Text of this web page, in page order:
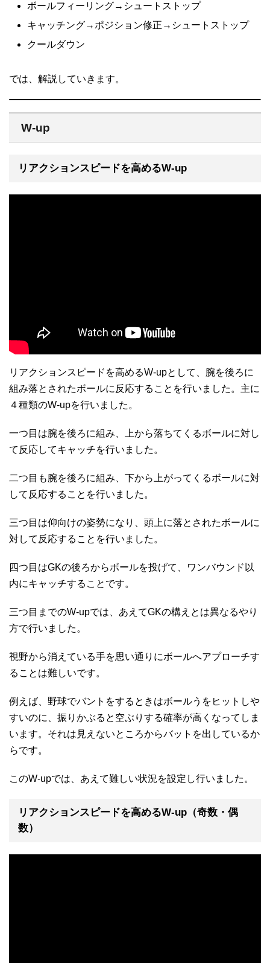
ボールフィーリング→シュートストップ
キャッチング→ポジション修正→シュートストップ
クールダウン
では、解説していきます。
W-up
リアクションスピードを高めるW-up
リアクションスピードを高めるW-upとして、腕を後ろに
組み落とされたボールに反応することを行いました。主に
４種類のW-upを行いました。
一つ目は腕を後ろに組み、上から落ちてくるボールに対し
て反応してキャッチを行いました。
二つ目も腕を後ろに組み、下から上がってくるボールに対
して反応することを行いました。
三つ目は仰向けの姿勢になり、頭上に落とされたボールに
対して反応することを行いました。
四つ目はGKの後ろからボールを投げて、ワンバウンド以
内にキャッチすることです。
三つ目までのW-upでは、あえてGKの構えとは異なるやり
方で行いました。
視野から消えている手を思い通りにボールへアプローチす
ることは難しいです。
例えば、野球でバントをするときはボールうをヒットしや
すいのに、振りかぶると空ぶりする確率が高くなってしま
います。それは見えないところからバットを出しているか
らです。
このW-upでは、あえて難しい状況を設定し行いました。
リアクションスピードを高めるW-up（奇数・偶
数）